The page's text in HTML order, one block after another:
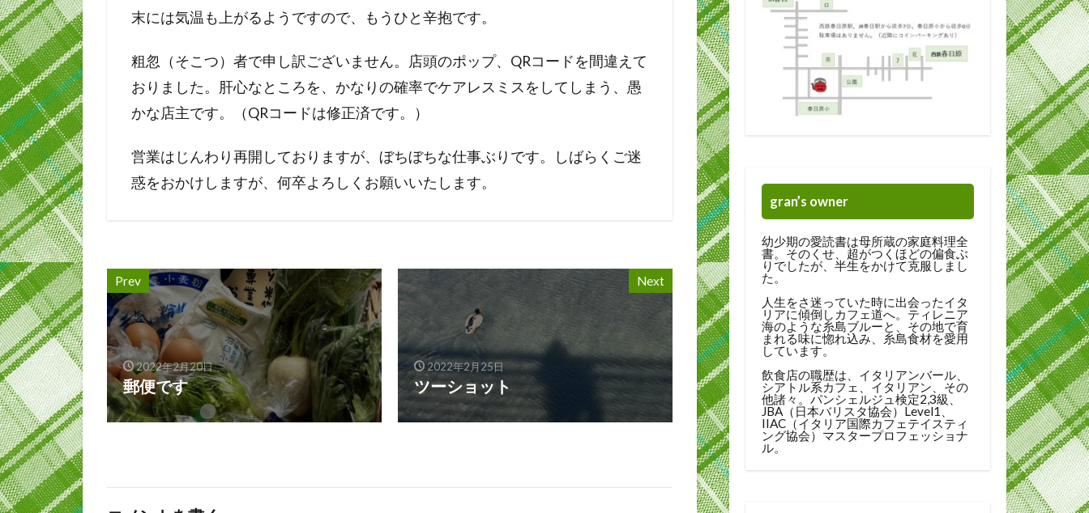
末には気温も上がるようですので、もうひと辛抱です。
粗忽（そこつ）者で申し訳ございません。店頭のポップ、QRコードを間違えて
おりました。肝心なところを、かなりの確率でケアレスミスをしてしまう、愚
かな店主です。（QRコードは修正済です。）
営業はじんわり再開しておりますが、ぼちぼちな仕事ぶりです。しばらくご迷
惑をおかけしますが、何卒よろしくお願いいたします。
Prev
2022年2月20日
郵便です
Next
2022年2月25日
ツーショット
gran’s owner
幼少期の愛読書は母所蔵の家庭料理全
書。そのくせ、超がつくほどの偏食ぶ
りでしたが、半生をかけて克服しまし
た。
人生をさ迷っていた時に出会ったイタ
リアに傾倒しカフェ道へ。ティレニア
海のような糸島ブルーと、その地で育
まれる味に惚れ込み、糸島食材を愛用
しています。
飲食店の職歴は、イタリアンバール、
シアトル系カフェ、イタリアン、その
他諸々。パンシェルジュ検定2,3級、
JBA（日本バリスタ協会）Level1、
IIAC（イタリア国際カフェテイスティ
ング協会）マスタープロフェッショナ
ル。